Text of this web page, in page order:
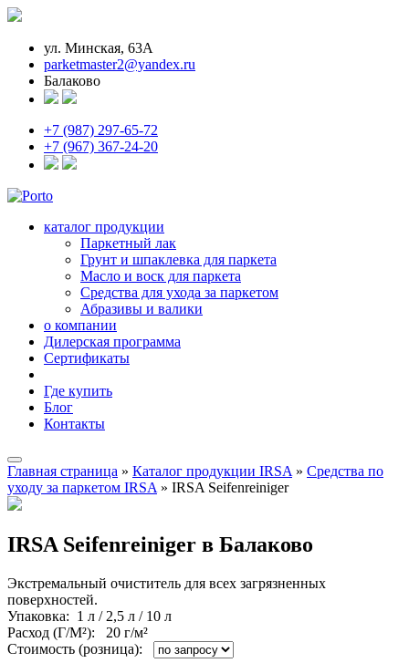
ул. Минская, 63А
parketmaster2@yandex.ru
Балаково
+7 (987) 297-65-72
+7 (967) 367-24-20
каталог продукции
Паркетный лак
Грунт и шпаклевка для паркета
Масло и воск для паркета
Средства для ухода за паркетом
Абразивы и валики
о компании
Дилерская программа
Сертификаты
Где купить
Блог
Контакты
Главная страница » Каталог продукции IRSA » Средства по
уходу за паркетом IRSA » IRSA Seifenreiniger
IRSA Seifenreiniger в Балаково
Экстремальный очиститель для всех загрязненных
поверхностей.
Упаковка: 1 л / 2,5 л / 10 л
Расход (Г/М²): 20 г/м²
Стоимость (розница):